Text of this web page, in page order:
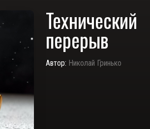
Технический
перерыв
Автор: Николай Гринько